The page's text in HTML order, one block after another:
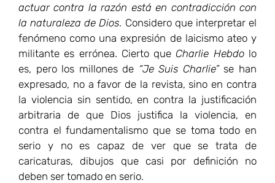
actuar contra la razón está en contradicción con
la naturaleza de Dios. Considero que interpretar el
fenómeno como una expresión de laicismo ateo y
militante es errónea. Cierto que Charlie Hebdo lo
es, pero los millones de “Je Suis Charlie”se han
expresado, no a favor de la revista, sino en contra
la violencia sin sentido, en contra la justificación
arbitraria de que Dios justifica la violencia, en
contra el fundamentalismo que se toma todo en
serio y no es capaz de ver que se trata de
caricaturas, dibujos que casi por definición no
deben ser tomado en serio.